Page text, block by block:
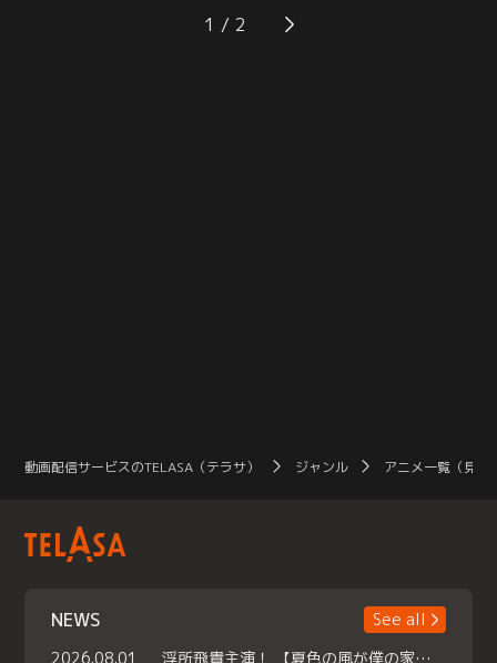
ュはどこか冷めた表情で軽く聞き流
すだけだった。自分の目的のため、
るためには、どうしたら--！ひらめ
いたかすみの提案で、しずくの家で
1
動画配信サービスのTELASA（テラサ） ジャンル アニメ一覧（見放
NEWS
See all
2026.08.01
浮所飛貴主演！ 【夏色の風が僕の家にやってきた】 本日よりテラサで独占配信スタート！